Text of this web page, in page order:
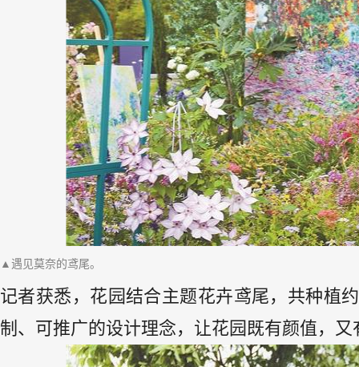
▲遇见莫奈的鸢尾。
记者获悉，花园结合主题花卉鸢尾，共种植
制、可推广的设计理念，让花园既有颜值，又